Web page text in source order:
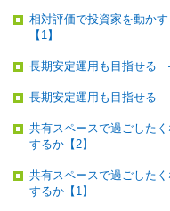
相対評価で投資家を動か
【1】
長期安定運用も目指せる
長期安定運用も目指せる
共有スペースで過ごした
するか【2】
共有スペースで過ごした
するか【1】